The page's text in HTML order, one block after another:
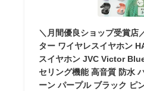
＼月間優良ショップ受賞店
ター ワイヤレスイヤホン
スイヤホン JVC Victor
セリング機能 高音質 防水
ーン パープル ブラック ピ